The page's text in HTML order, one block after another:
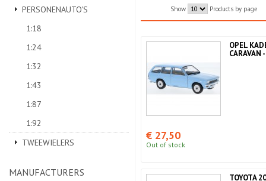
PERSONENAUTO'S
1:18
1:24
1:32
1:43
1:87
1:92
TWEEWIELERS
MANUFACTURERS
Show Products by page
OPEL
CARAVAN
€ 27,50
Out of stock
TOYOTA